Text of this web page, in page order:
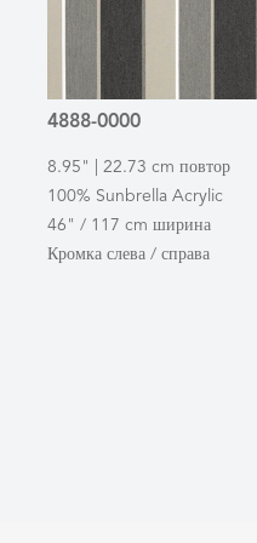
4888-0000
8.95" | 22.73 cm повтор
100% Sunbrella Acrylic
46" / 117 cm ширина
Кромка слева / справа